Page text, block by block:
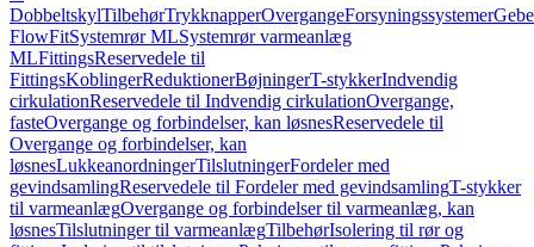
DobbeltskylTilbehørTrykknapperOvergangeForsyningssystemer
FlowFitSystemrør MLSystemrør varmeanlæg
MLFittingsReservedele til
FittingsKoblingerReduktionerBøjningerT-stykkerIndvendig
cirkulationReservedele til Indvendig cirkulationOvergange,
fasteOvergange og forbindelser, kan løsnesReservedele til
Overgange og forbindelser, kan
løsnesLukkeanordningerTilslutningerFordeler med
gevindsamlingReservedele til Fordeler med gevindsamlingT-stykker
til varmeanlægOvergange og forbindelser til varmeanlæg, kan
løsnesTilslutninger til varmeanlægTilbehørIsolering til rør og